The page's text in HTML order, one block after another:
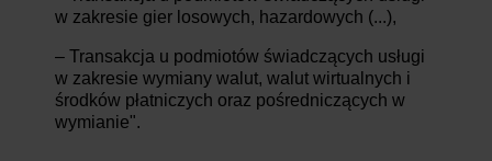
w zakresie gier losowych, hazardowych (...),
– Transakcja u podmiotów świadczących usługi
w zakresie wymiany walut, walut wirtualnych i
środków płatniczych oraz pośredniczących w
wymianie".